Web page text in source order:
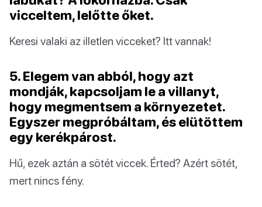
vicceltem, lelőtte őket.
Keresi valaki az illetlen vicceket? Itt vannak!
5. Elegem van abból, hogy azt
mondják, kapcsoljam le a villanyt,
hogy megmentsem a környezetet.
Egyszer megpróbáltam, és elütöttem
egy kerékpárost.
Hű, ezek aztán a sötét viccek. Érted? Azért sötét,
mert nincs fény.